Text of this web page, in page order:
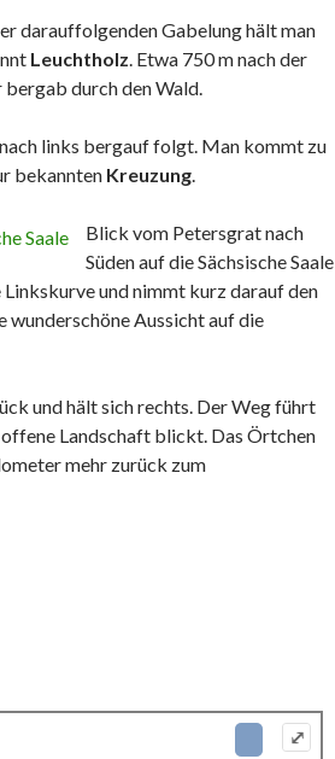
darauffolgenden Gabelung hält man
Leuchtholz. Etwa 750 m nach der
bergab durch den Wald.
links bergauf folgt. Man kommt zu
bekannten Kreuzung.
Blick vom Petersgrat nach
Süden auf die Sächsische Saale
und nimmt kurz darauf den
wunderschöne Aussicht auf die
und hält sich rechts. Der Weg führt
Landschaft blickt. Das Örtchen
mehr zurück zum
⤢